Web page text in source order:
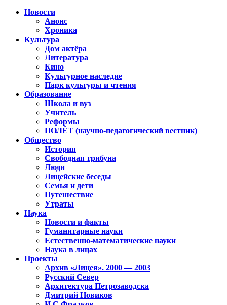
Новости
Анонс
Хроника
Культура
Дом актёра
Литература
Кино
Культурное наследие
Парк культуры и чтения
Образование
Школа и вуз
Учитель
Реформы
ПОЛЁТ (научно-педагогический вестник)
Общество
История
Свободная трибуна
Люди
Лицейские беседы
Семья и дети
Путешествие
Утраты
Наука
Новости и факты
Гуманитарные науки
Естественно-математические науки
Наука в лицах
Проекты
Архив «Лицея». 2000 — 2003
Русский Север
Архитектура Петрозаводска
Дмитрий Новиков